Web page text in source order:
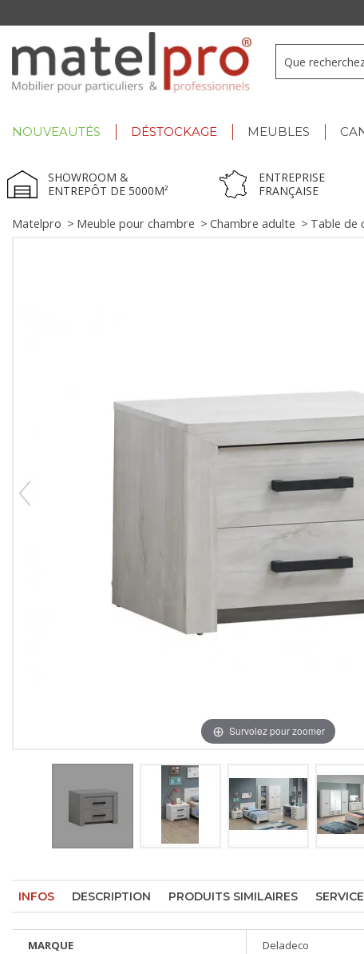
NOUVEAUTÉS DÉSTOCKAGE MEUBLES
SHOWROOM &
ENTREPÔT DE 5000M²
ENTREPRISE
FRANÇAISE
Matelpro > Meuble pour chambre > Chambre adulte > Table de
Survolez pour zoomer
INFOS DESCRIPTION PRODUITS SIMILAIRES
MARQUE Deladeco